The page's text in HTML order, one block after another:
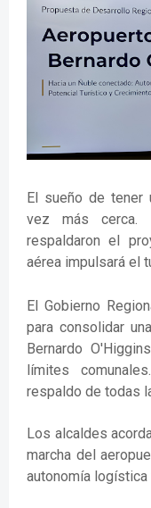
El sueño de tener
vez más cerca.
respaldaron el
aérea impulsará el
El Gobierno
para consolidar
Bernardo
límites
respaldo de todas
Los alcaldes
marcha del
autonomía